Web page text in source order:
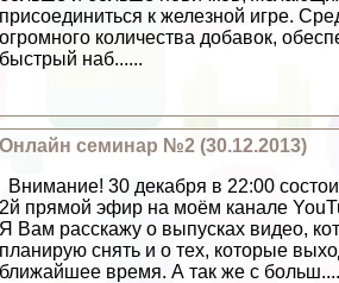
присоединиться к железной игре.
огромного количества добавок,
быстрый наб......
Онлайн семинар №2 (30.12.2013)
Внимание! 30 декабря в 22:00
2й прямой эфир на моём канале
Я Вам расскажу о выпусках видео,
планирую снять и о тех, которые
ближайшее время. А так же с